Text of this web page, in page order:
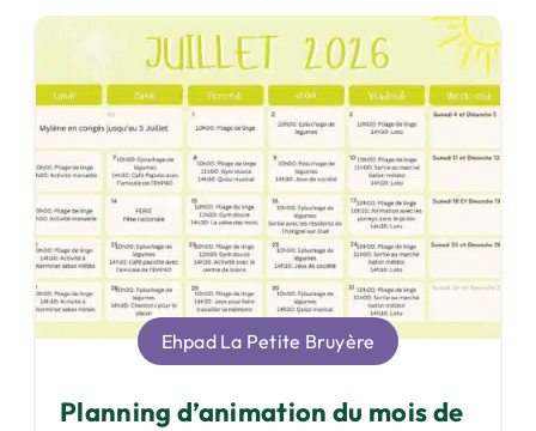
Ehpad La Petite Bruyère
Planning d’animation du mois de